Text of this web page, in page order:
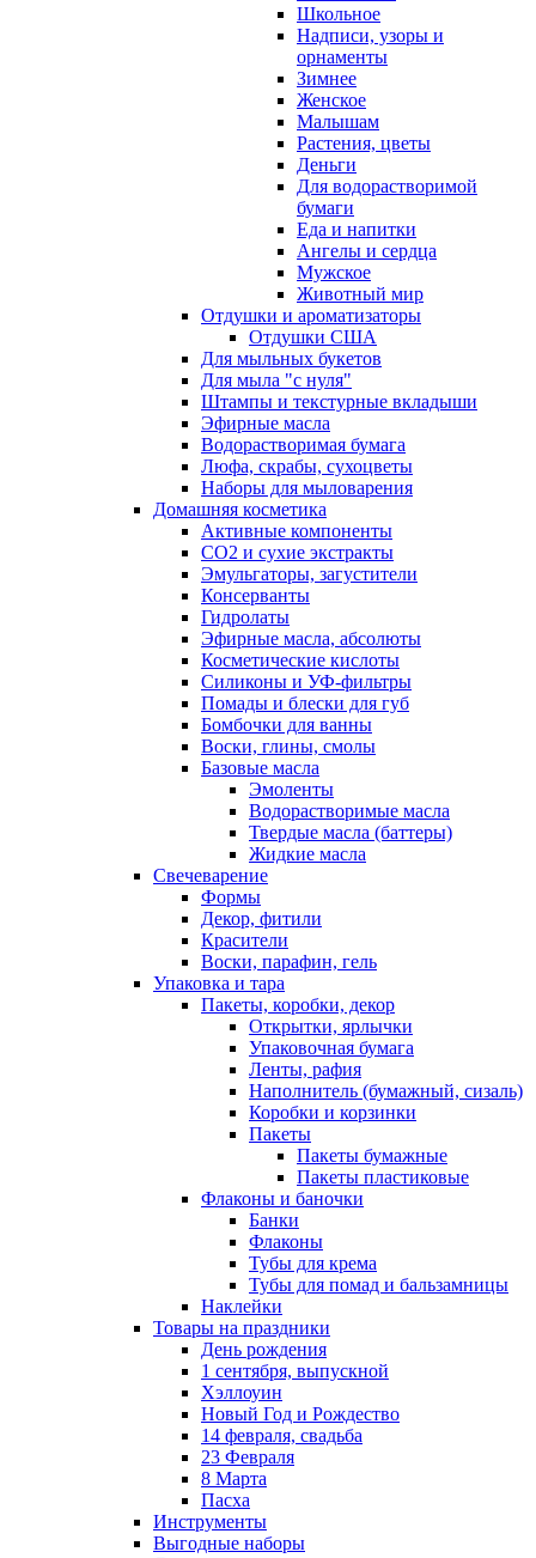
Школьное
Надписи, узоры и
орнаменты
Зимнее
Женское
Малышам
Растения, цветы
Деньги
Для водорастворимой
бумаги
Еда и напитки
Ангелы и сердца
Мужское
Животный мир
Отдушки и ароматизаторы
Отдушки США
Для мыльных букетов
Для мыла "с нуля"
Штампы и текстурные вкладыши
Эфирные масла
Водорастворимая бумага
Люфа, скрабы, сухоцветы
Наборы для мыловарения
Домашняя косметика
Активные компоненты
СО2 и сухие экстракты
Эмульгаторы, загустители
Консерванты
Гидролаты
Эфирные масла, абсолюты
Косметические кислоты
Силиконы и УФ-фильтры
Помады и блески для губ
Бомбочки для ванны
Воски, глины, смолы
Базовые масла
Эмоленты
Водорастворимые масла
Твердые масла (баттеры)
Жидкие масла
Свечеварение
Формы
Декор, фитили
Красители
Воски, парафин, гель
Упаковка и тара
Пакеты, коробки, декор
Открытки, ярлычки
Упаковочная бумага
Ленты, рафия
Наполнитель (бумажный, сизаль)
Коробки и корзинки
Пакеты
Пакеты бумажные
Пакеты пластиковые
Флаконы и баночки
Банки
Флаконы
Тубы для крема
Тубы для помад и бальзамницы
Наклейки
Товары на праздники
День рождения
1 сентября, выпускной
Хэллоуин
Новый Год и Рождество
14 февраля, свадьба
23 Февраля
8 Марта
Пасха
Инструменты
Выгодные наборы